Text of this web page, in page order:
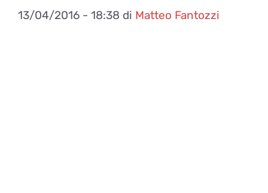
13/04/2016 - 18:38 di Matteo Fantozzi